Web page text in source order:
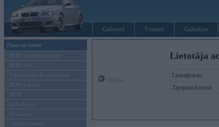
Galvenā Forums Galerijas
Ziņas un raksti
BMW modeļu jaunumi
BMW testi
Tehnoloģijas & sasniegumi
BMW Latvijā
MINI
Rolls-Royce
Pasākumi
Vadāmības tests
Lietotāja
Lietotājvārds:
Ziņojumi forumā: